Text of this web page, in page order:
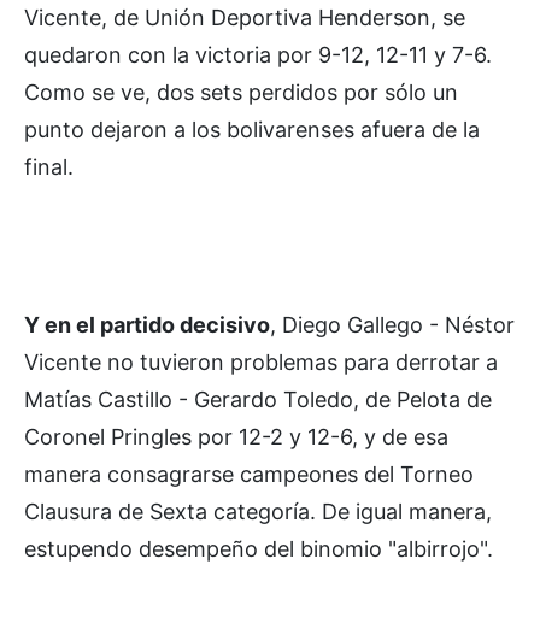
Vicente, de Unión Deportiva Henderson, se
quedaron con la victoria por 9-12, 12-11 y 7-6.
Como se ve, dos sets perdidos por sólo un
punto dejaron a los bolivarenses afuera de la
final.
Y en el partido decisivo, Diego Gallego - Néstor
Vicente no tuvieron problemas para derrotar a
Matías Castillo - Gerardo Toledo, de Pelota de
Coronel Pringles por 12-2 y 12-6, y de esa
manera consagrarse campeones del Torneo
Clausura de Sexta categoría. De igual manera,
estupendo desempeño del binomio "albirrojo".